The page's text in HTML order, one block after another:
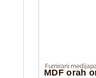
Furnirani
MDF orah